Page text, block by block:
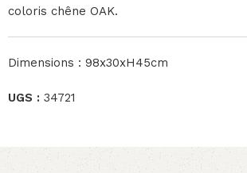
coloris chêne OAK.
Dimensions : 98x30xH45cm
UGS : 34721